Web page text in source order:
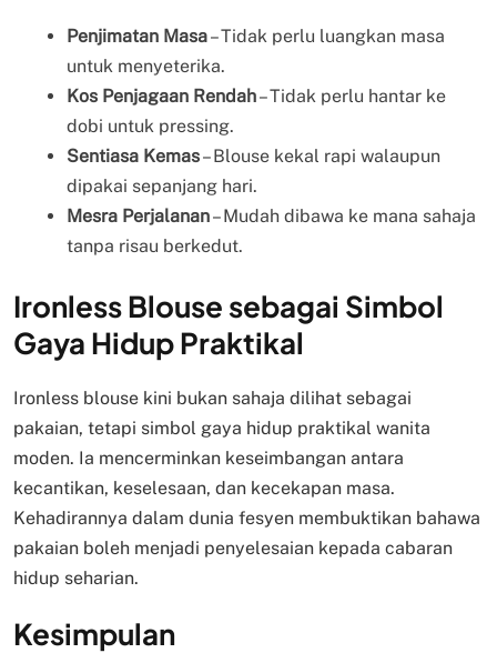
Penjimatan Masa– Tidak perlu luangkan masa
untuk menyeterika.
Kos Penjagaan Rendah– Tidak perlu hantar ke
dobi untuk pressing.
Sentiasa Kemas– Blouse kekal rapi walaupun
dipakai sepanjang hari.
Mesra Perjalanan– Mudah dibawa ke mana sahaja
tanpa risau berkedut.
Ironless Blouse sebagai Simbol
Gaya Hidup Praktikal
Ironless blouse kini bukan sahaja dilihat sebagai
pakaian, tetapi simbol gaya hidup praktikal wanita
moden. Ia mencerminkan keseimbangan antara
kecantikan, keselesaan, dan kecekapan masa.
Kehadirannya dalam dunia fesyen membuktikan bahawa
pakaian boleh menjadi penyelesaian kepada cabaran
hidup seharian.
Kesimpulan